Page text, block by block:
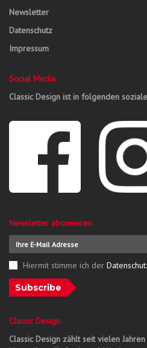
Newsletter
Datenschutz
Impressum
Social Media
Classic Design ist in folgenden
Newsletter abonnieren
Hiermit stimme ich der
Subscribe
Classic Design
Classic Design zählt seit vielen